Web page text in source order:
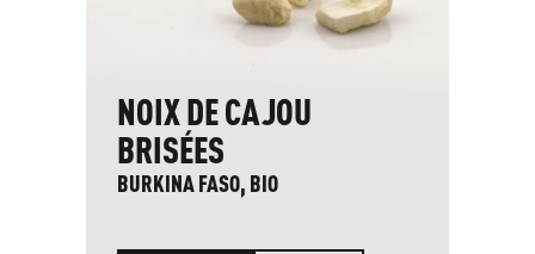
NOIX DE CAJOU
BRISÉES
BURKINA FASO, BIO